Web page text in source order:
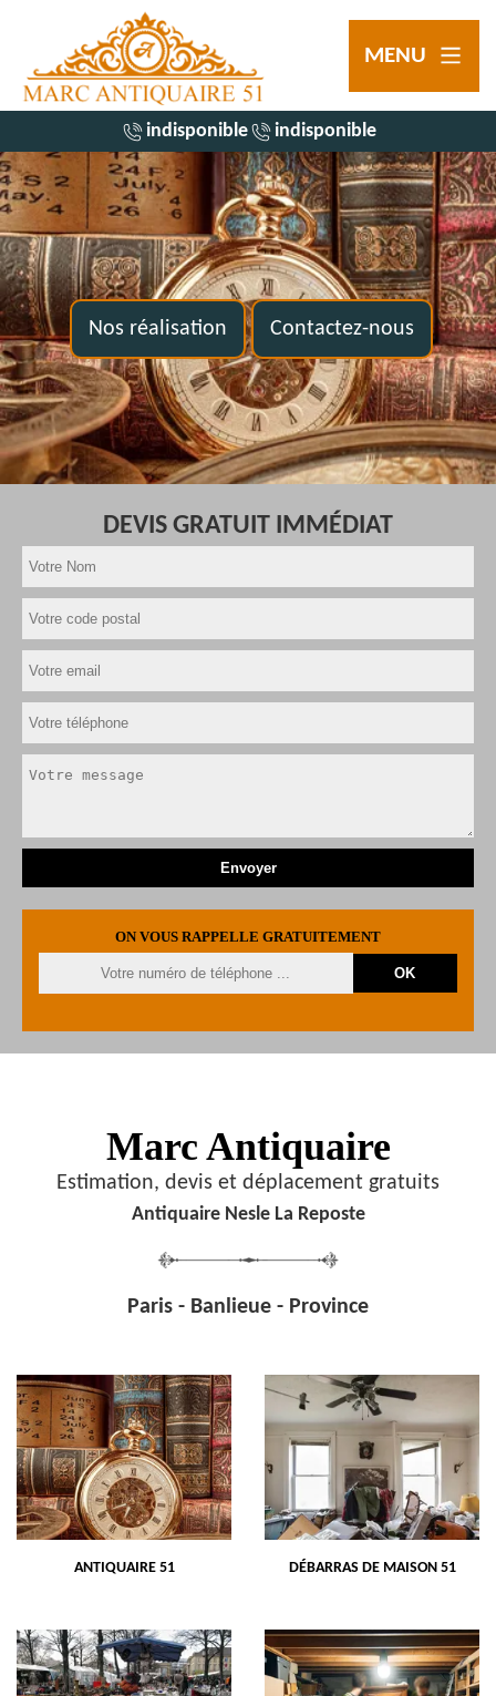
MENU
indisponible indisponible
Nos réalisation Contactez-nous
DEVIS GRATUIT IMMÉDIAT
ON VOUS RAPPELLE GRATUITEMENT
Marc Antiquaire
Estimation, devis et déplacement gratuits
Antiquaire Nesle La Reposte
Paris - Banlieue - Province
ANTIQUAIRE 51 DÉBARRAS DE MAISON 51